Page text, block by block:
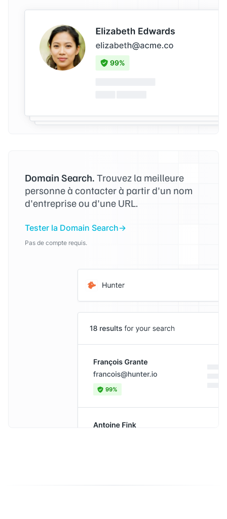
Domain Search. Trouvez la meilleure
personne à contacter à partir d'un nom
d'entreprise ou d'une URL.
Tester la Domain Search
Pas de compte requis.